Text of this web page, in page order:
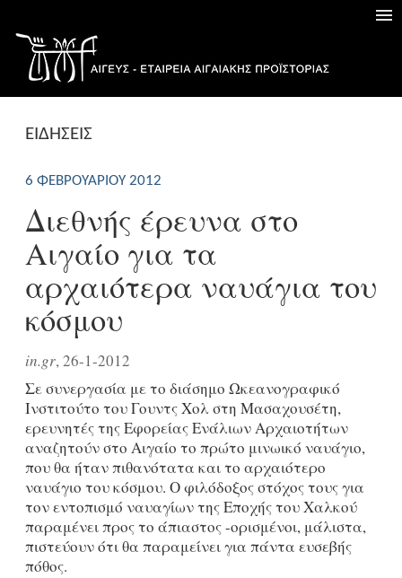
ΕΙΔΗΣΕΙΣ
6 ΦΕΒΡΟΥΑΡΊΟΥ 2012
Διεθνής έρευνα στο
Αιγαίο για τα
αρχαιότερα ναυάγια του
κόσμου
in.gr, 26-1-2012
Σε συνεργασία με το διάσημο Ωκεανογραφικό
Ινστιτούτο του Γουντς Χολ στη Μασαχουσέτη,
ερευνητές της Εφορείας Ενάλιων Αρχαιοτήτων
αναζητούν στο Αιγαίο το πρώτο μινωικό ναυάγιο,
που θα ήταν πιθανότατα και το αρχαιότερο
ναυάγιο του κόσμου. Ο φιλόδοξος στόχος τους για
τον εντοπισμό ναυαγίων της Εποχής του Χαλκού
παραμένει προς το άπιαστος -ορισμένοι, μάλιστα,
πιστεύουν ότι θα παραμείνει για πάντα ευσεβής
πόθος.